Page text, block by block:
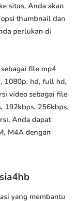
situs, Anda akan
thumbnail dan
perlukan di
file mp4
1080p, hd, full hd,
video sebagai file
192kbps, 256kbps,
Anda dapat
M4A dengan
yang membantu